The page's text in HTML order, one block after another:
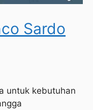
Sardo
untuk kebutuhan